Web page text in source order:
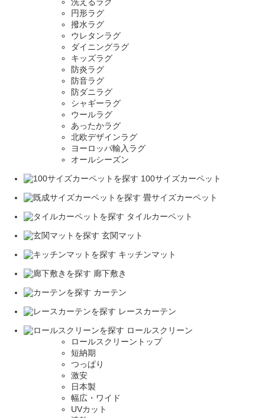
円形ラグ
撥水ラグ
ウレタンラグ
ダイニングラグ
キッズラグ
防炎ラグ
防音ラグ
防ダニラグ
シャギーラグ
ウールラグ
あったかラグ
北欧デザインラグ
ヨーロッパ輸入ラグ
オールシーズン
100サイズカーペット
畳サイズカーペット
タイルカーペット
玄関マット
キッチンマット
廊下敷き
カーテン
レースカーテン
ロールスクリーン
ロールスクリーントップ
短納期
つっぱり
激安
日本製
幅広・ワイド
UVカット